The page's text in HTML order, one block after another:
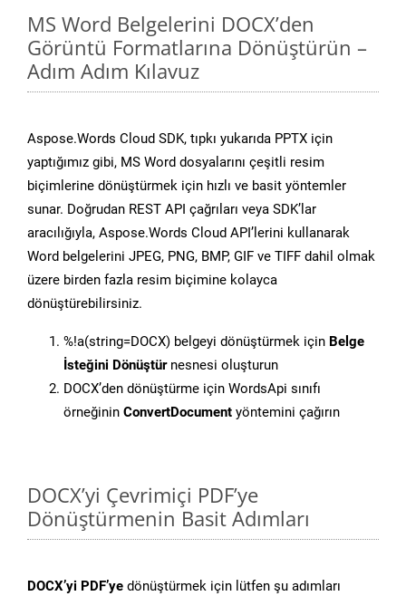
MS Word Belgelerini DOCX’den
Görüntü Formatlarına Dönüştürün –
Adım Adım Kılavuz
Aspose.Words Cloud SDK, tıpkı yukarıda PPTX için
yaptığımız gibi, MS Word dosyalarını çeşitli resim
biçimlerine dönüştürmek için hızlı ve basit yöntemler
sunar. Doğrudan REST API çağrıları veya SDK’lar
aracılığıyla, Aspose.Words Cloud API’lerini kullanarak
Word belgelerini JPEG, PNG, BMP, GIF ve TIFF dahil olmak
üzere birden fazla resim biçimine kolayca
dönüştürebilirsiniz.
%!a(string=DOCX) belgeyi dönüştürmek için Belge
İsteğini Dönüştürnesnesi oluşturun
DOCX’den dönüştürme için WordsApi sınıfı
örneğinin ConvertDocument yöntemini çağırın
DOCX’yi Çevrimiçi PDF’ye
Dönüştürmenin Basit Adımları
DOCX’yi PDF’ye dönüştürmek için lütfen şu adımları